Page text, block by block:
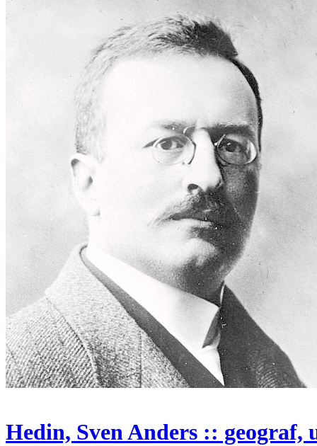
Hedin, Sven Anders :: geograf,